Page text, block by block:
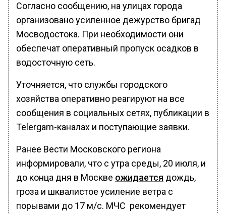
Согласно сообщению, на улицах города
организовано усиленное дежурство бригад
Мосводостока. При необходимости они
обеспечат оперативный пропуск осадков в
водосточную сеть.
Уточняется, что службы городского
хозяйства оперативно реагируют на все
сообщения в социальных сетях, публикации в
Telergam-каналах и поступающие заявки.
Ранее Вести Московского региона
информировали, что с утра среды, 20 июля, и
до конца дня в Москве ожидается дождь,
гроза и шквалистое усиление ветра с
порывами до 17 м/с. МЧС рекомендует